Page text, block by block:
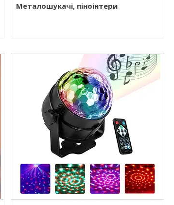
Металошукачі, піноінтери